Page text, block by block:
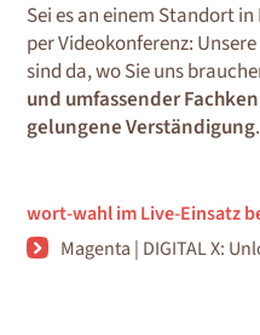
wort-wahl im Live-Einsatz
Magenta | DIGITAL X:
Sei es an einem Standort
per Videokonferenz:
sind da, wo Sie uns
und umfassender
gelungene Verständigung.